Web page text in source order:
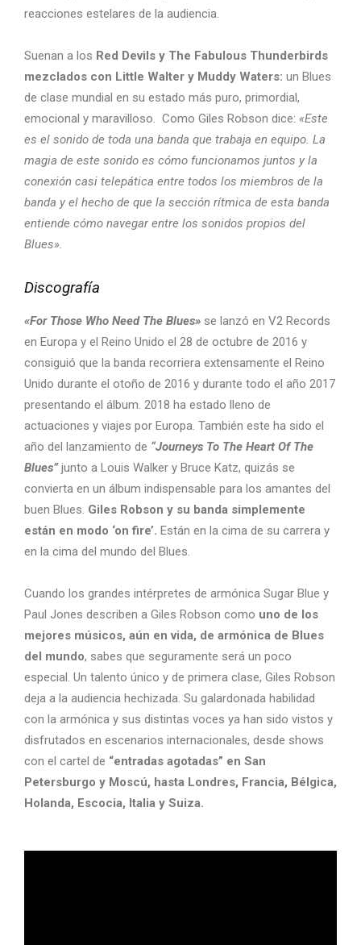
reacciones estelares de la audiencia.
Suenan a los Red Devils y The Fabulous Thunderbirds
mezclados con Little Walter y Muddy Waters: un Blues
de clase mundial en su estado más puro, primordial,
emocional y maravilloso. Como Giles Robson dice: «Este
es el sonido de toda una banda que trabaja en equipo. La
magia de este sonido es cómo funcionamos juntos y la
conexión casi telepática entre todos los miembros de la
banda y el hecho de que la sección rítmica de esta banda
entiende cómo navegar entre los sonidos propios del
Blues».
Discografía
«For Those Who Need The Blues» se lanzó en V2 Records
en Europa y el Reino Unido el 28 de octubre de 2016 y
consiguió que la banda recorriera extensamente el Reino
Unido durante el otoño de 2016 y durante todo el año 2017
presentando el álbum. 2018 ha estado lleno de
actuaciones y viajes por Europa. También este ha sido el
año del lanzamiento de “Journeys To The Heart Of The
Blues”junto a Louis Walker y Bruce Katz, quizás se
convierta en un álbum indispensable para los amantes del
buen Blues. Giles Robson y su banda simplemente
están en modo ‘on fire’. Están en la cima de su carrera y
en la cima del mundo del Blues.
Cuando los grandes intérpretes de armónica Sugar Blue y
Paul Jones describen a Giles Robson como uno de los
mejores músicos, aún en vida, de armónica de Blues
del mundo, sabes que seguramente será un poco
especial. Un talento único y de primera clase, Giles Robson
deja a la audiencia hechizada. Su galardonada habilidad
con la armónica y sus distintas voces ya han sido vistos y
disfrutados en escenarios internacionales, desde shows
con el cartel de “entradas agotadas” en San
Petersburgo y Moscú, hasta Londres, Francia, Bélgica,
Holanda, Escocia, Italia y Suiza.